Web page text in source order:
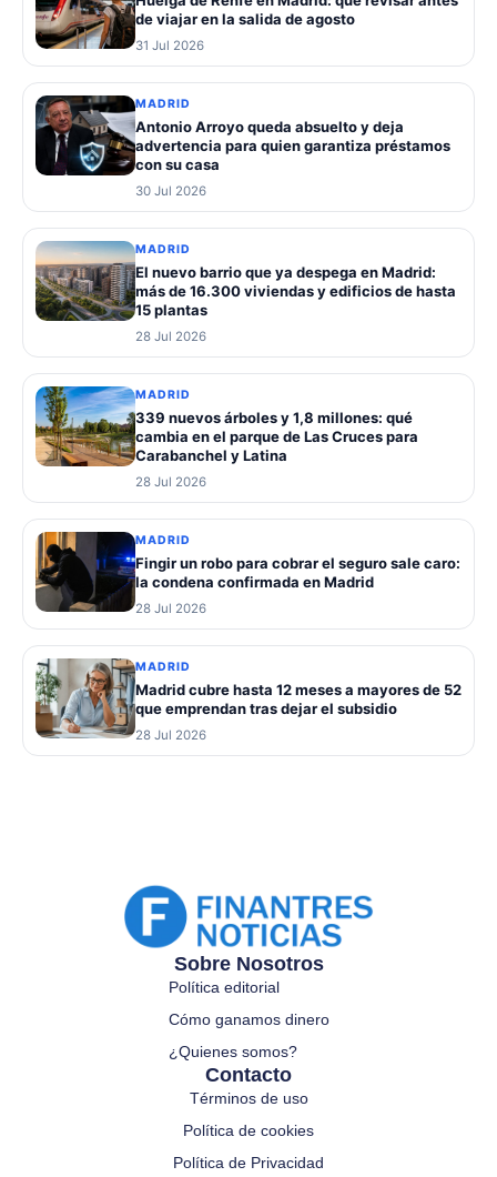
de viajar en la salida de agosto
31 Jul 2026
MADRID
Antonio Arroyo queda absuelto y deja
advertencia para quien garantiza préstamos
con su casa
30 Jul 2026
MADRID
El nuevo barrio que ya despega en Madrid:
más de 16.300 viviendas y edificios de hasta
15 plantas
28 Jul 2026
MADRID
339 nuevos árboles y 1,8 millones: qué
cambia en el parque de Las Cruces para
Carabanchel y Latina
28 Jul 2026
MADRID
Fingir un robo para cobrar el seguro sale caro:
la condena confirmada en Madrid
28 Jul 2026
MADRID
Madrid cubre hasta 12 meses a mayores de 52
que emprendan tras dejar el subsidio
28 Jul 2026
Sobre Nosotros
Política editorial
Cómo ganamos dinero
¿Quienes somos?
Contacto
Términos de uso
Política de cookies
Política de Privacidad